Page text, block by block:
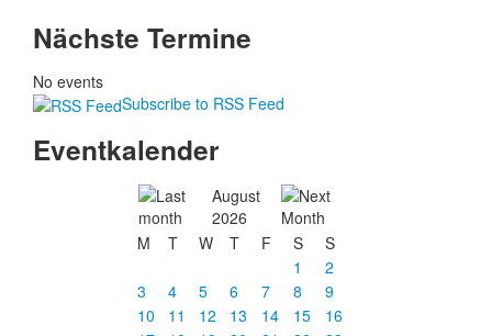
Nächste Termine
No events
Subscribe to RSS Feed
Eventkalender
August
2026
M
T W T F S
S
1
2
3
4 5 6 7 8
9
10
11 12 13 14 15
16